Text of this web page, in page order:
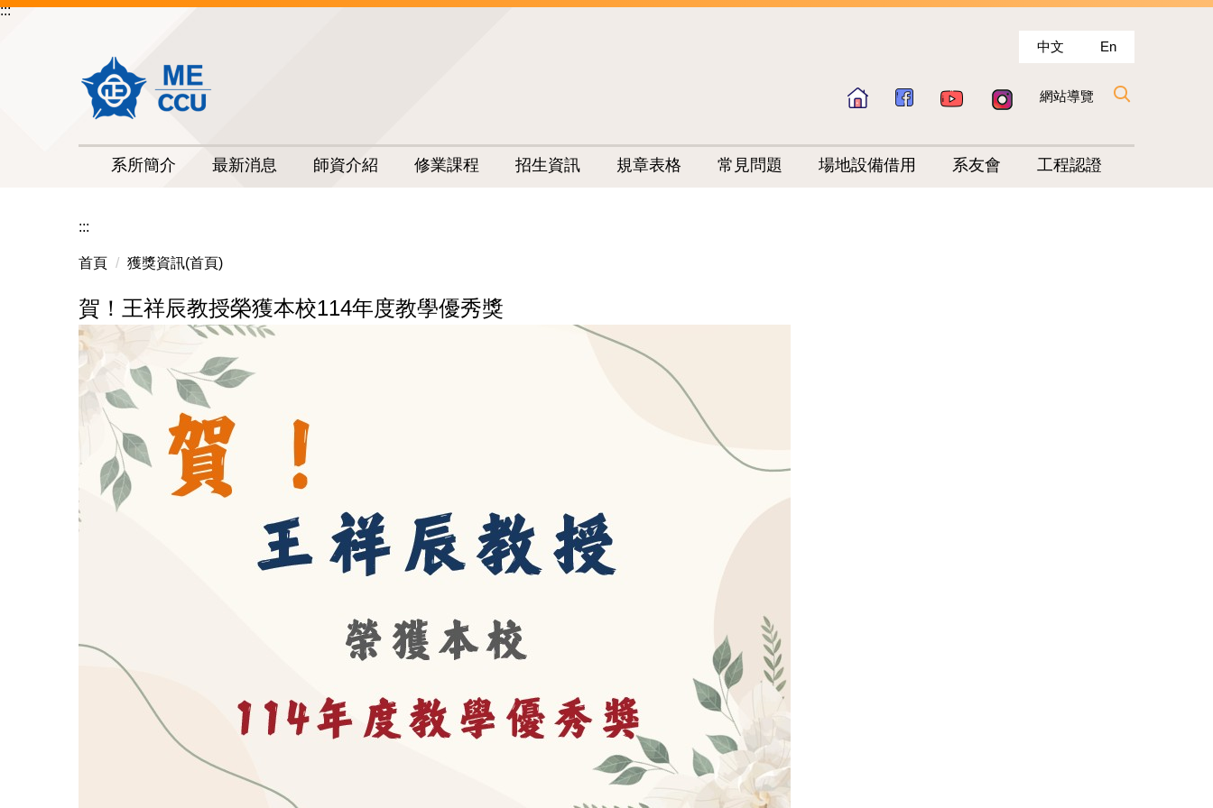
跳
:::
中文 En
網站導覽
系所簡介 最新消息 師資介紹 修業課程 招生資訊 規章表格 常見問題 場地設備借用 系友會 工程認證
:::
首頁 獲獎資訊(首頁)
賀！王祥辰教授榮獲本校114年度教學優秀獎